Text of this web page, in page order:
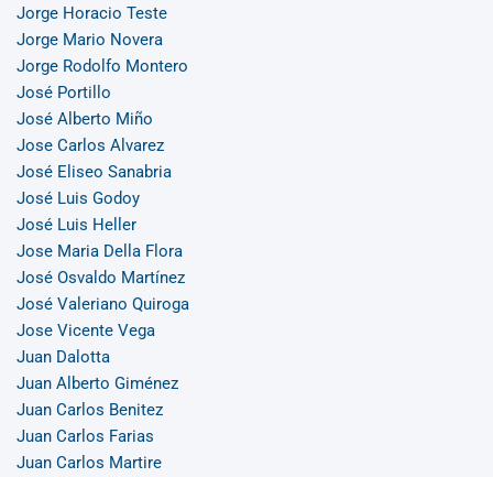
Jorge Horacio Teste
Jorge Mario Novera
Jorge Rodolfo Montero
José Portillo
José Alberto Miño
Jose Carlos Alvarez
José Eliseo Sanabria
José Luis Godoy
José Luis Heller
Jose Maria Della Flora
José Osvaldo Martínez
José Valeriano Quiroga
Jose Vicente Vega
Juan Dalotta
Juan Alberto Giménez
Juan Carlos Benitez
Juan Carlos Farias
Juan Carlos Martire